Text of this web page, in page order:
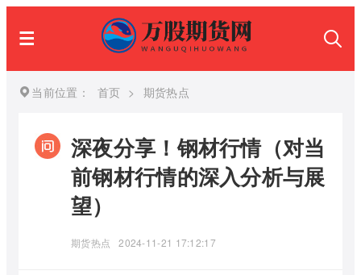
当前位置： 首页 > 期货热点
深夜分享！钢材行情（对当
前钢材行情的深入分析与展
望）
期货热点 2024-11-21 17:12:17